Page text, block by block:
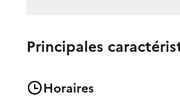
Principales
Horaires